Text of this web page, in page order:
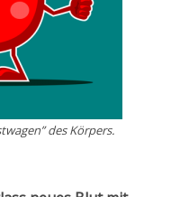
des Körpers.